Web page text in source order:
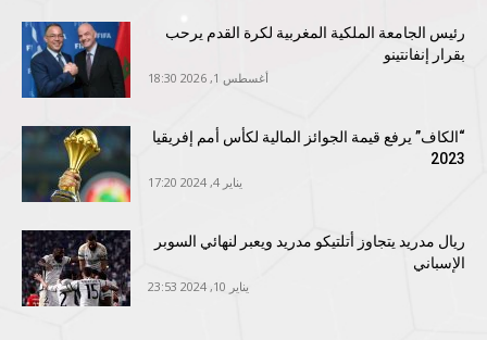
رئيس الجامعة الملكية المغربية لكرة القدم يرحب
بقرار إنفانتينو
أغسطس 1, 2026 18:30
“الكاف” يرفع قيمة الجوائز المالية لكأس أمم إفريقيا
2023
يناير 4, 2024 17:20
ريال مدريد يتجاوز أتلتيكو مدريد ويعبر لنهائي السوبر
الإسباني
يناير 10, 2024 23:53